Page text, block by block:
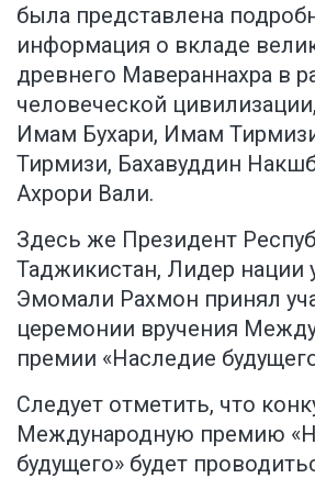
была представлена
информация о вкладе
древнего Мавераннахра в
человеческой
Имам Бухари, Имам
Тирмизи, Бахавуддин
Ахрори Вали.
Здесь же Президент
Таджикистан, Лидер нации
Эмомали Рахмон принял
церемонии вручения
премии «Наследие
Следует отметить, что
Международную премию
будущего» будет